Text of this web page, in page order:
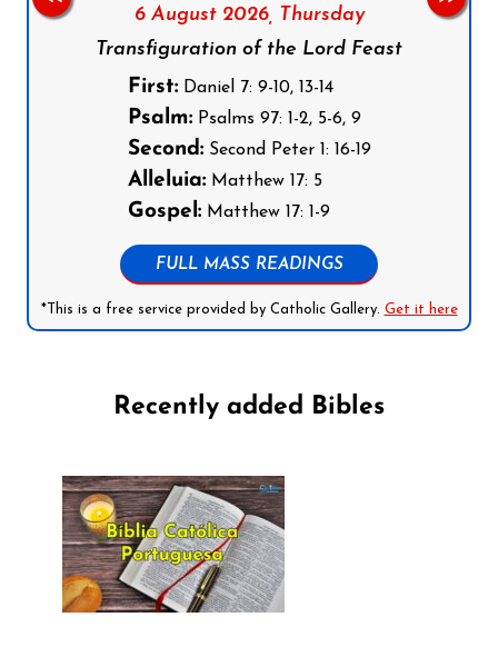
6 August 2026,
Thursday
Transfiguration of the Lord Feast
First:Daniel 7: 9-10, 13-14
Psalm:Psalms 97: 1-2, 5-6, 9
Second:Second Peter 1: 16-19
Alleluia:Matthew 17: 5
Gospel:Matthew 17: 1-9
FULL MASS READINGS
*This is a free service provided by Catholic Gallery. Get it here
Recently added Bibles